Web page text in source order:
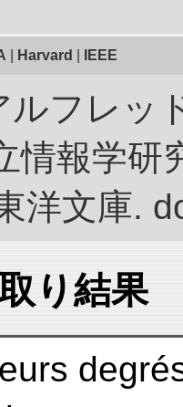
Harvard IEEE
ルフレッ
情報学
洋文庫.
り結果